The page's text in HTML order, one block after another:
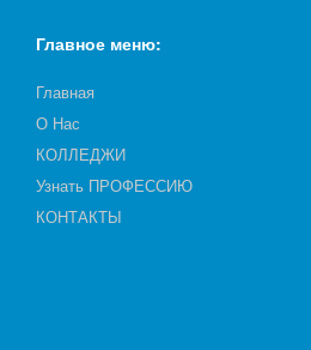
Главное меню:
Главная
О Нас
КОЛЛЕДЖИ
Узнать ПРОФЕССИЮ
КОНТАКТЫ